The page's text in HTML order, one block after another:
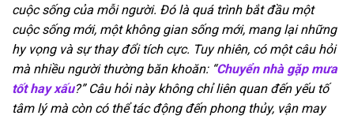
cuộc sống của mỗi người. Đó là quá trình bắt đầu một
cuộc sống mới, một không gian sống mới, mang lại những
hy vọng và sự thay đổi tích cực. Tuy nhiên, có một câu hỏi
mà nhiều người thường băn khoăn: “Chuyển nhà gặp mưa
tốt hay xấu?” Câu hỏi này không chỉ liên quan đến yếu tố
tâm lý mà còn có thể tác động đến phong thủy, vận may